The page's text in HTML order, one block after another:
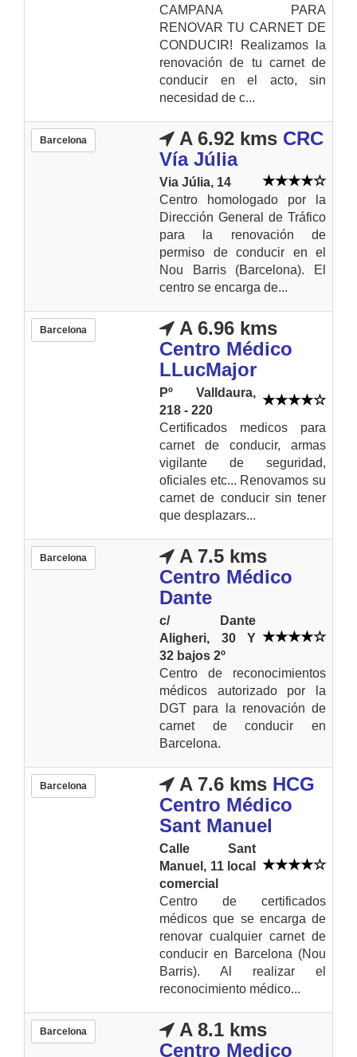
CAMPANA PARA
RENOVAR TU CARNET DE
CONDUCIR! Realizamos la
renovación de tu carnet de
conducir en el acto, sin
necesidad de c...
Barcelona A 6.92 kms CRC
Vía Júlia
Via Júlia, 14
Centro homologado por la
Dirección General de Tráfico
para la renovación de
permiso de conducir en el
Nou Barris (Barcelona). El
centro se encarga de...
Barcelona
A 6.96 kms
Centro Médico
LLucMajor
Pº Valldaura,
218 - 220
Certificados medicos para
carnet de conducir, armas
vigilante de seguridad,
oficiales etc... Renovamos su
carnet de conducir sin tener
que desplazars...
Barcelona
A 7.5 kms
Centro Médico
Dante
c/ Dante
Aligheri, 30 Y
32 bajos 2º
Centro de reconocimientos
médicos autorizado por la
DGT para la renovación de
carnet de conducir en
Barcelona.
Barcelona A 7.6 kms HCG
Centro Médico
Sant Manuel
Calle Sant
Manuel, 11 local
comercial
Centro de certificados
médicos que se encarga de
renovar cualquier carnet de
conducir en Barcelona (Nou
Barris). Al realizar el
reconocimiento médico...
Barcelona
A 8.1 kms
Centro Medico